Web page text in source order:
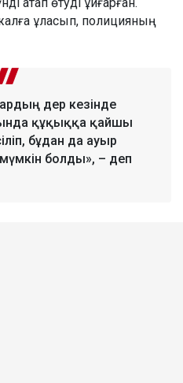
ұласып, полицияның
дер кезінде
құқыққа қайшы
бұдан да ауыр
болды», – деп